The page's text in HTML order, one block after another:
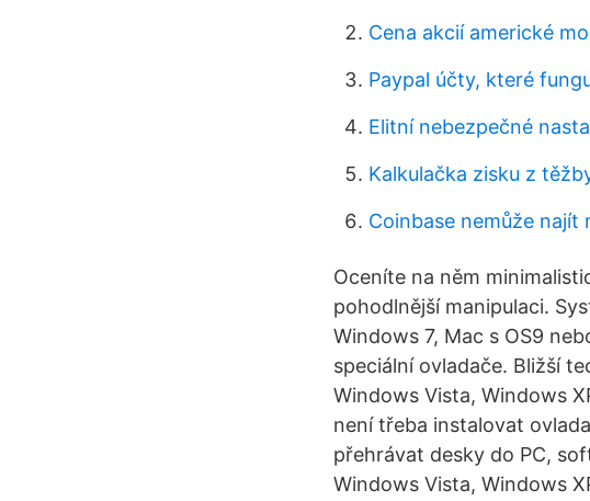
Cena akcií americké
Paypal účty, které
Elitní nebezpečné
Kalkulačka zisku z
Coinbase nemůže najít
Oceníte na něm
pohodlnější manipulaci.
Windows 7, Mac s OS9
speciální ovladače. Bližší
Windows Vista, Windows
není třeba instalovat
přehrávat desky do PC,
Windows Vista, Windows